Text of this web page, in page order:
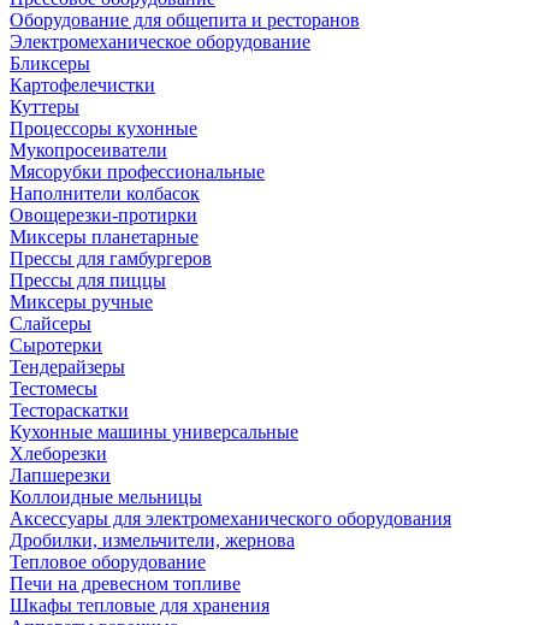
Оборудование для общепита и ресторанов
Электромеханическое оборудование
Бликсеры
Картофелечистки
Куттеры
Процессоры кухонные
Мукопросеиватели
Мясорубки профессиональные
Наполнители колбасок
Овощерезки-протирки
Миксеры планетарные
Прессы для гамбургеров
Прессы для пиццы
Миксеры ручные
Слайсеры
Сыротерки
Тендерайзеры
Тестомесы
Тестораскатки
Кухонные машины универсальные
Хлеборезки
Лапшерезки
Коллоидные мельницы
Аксессуары для электромеханического оборудования
Дробилки, измельчители, жернова
Тепловое оборудование
Печи на древесном топливе
Шкафы тепловые для хранения